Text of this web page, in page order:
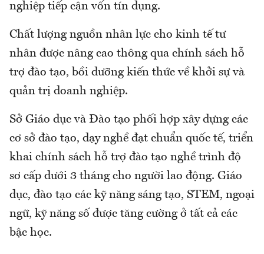
nghiệp tiếp cận vốn tín dụng.
Chất lượng nguồn nhân lực cho kinh tế tư
nhân được nâng cao thông qua chính sách hỗ
trợ đào tạo, bồi dưỡng kiến thức về khởi sự và
quản trị doanh nghiệp.
Sở Giáo dục và Đào tạo phối hợp xây dựng các
cơ sở đào tạo, dạy nghề đạt chuẩn quốc tế, triển
khai chính sách hỗ trợ đào tạo nghề trình độ
sơ cấp dưới 3 tháng cho người lao động. Giáo
dục, đào tạo các kỹ năng sáng tạo, STEM, ngoại
ngữ, kỹ năng số được tăng cường ở tất cả các
bậc học.